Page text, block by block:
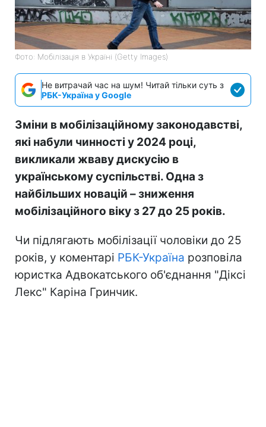
Фото: Мобілізація в Україні (Getty Images)
Не витрачай час на шум! Читай тільки суть з
РБК-Україна у Google
Зміни в мобілізаційному законодавстві,
які набули чинності у 2024 році,
викликали жваву дискусію в
українському суспільстві. Одна з
найбільших новацій – зниження
мобілізаційного віку з 27 до 25 років.
Чи підлягають мобілізації чоловіки до 25
років, у коментарі РБК-Україна розповіла
юристка Адвокатського об'єднання "Діксі
Лекс" Каріна Гринчик.